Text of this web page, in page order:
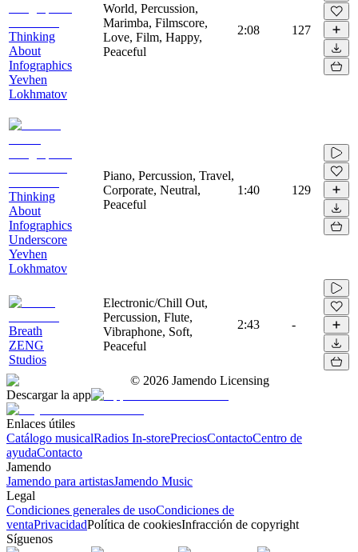
Thinking
About
Infographics
Yevhen
Lokhmatov
World, Percussion,
Marimba, Filmscore,
Love, Film, Happy,
Peaceful
2:08 127
Thinking
About
Infographics
Underscore
Yevhen
Lokhmatov
Piano, Percussion, Travel,
Corporate, Neutral,
Peaceful
1:40 129
Breath
ZENG
Studios
Electronic/Chill Out,
Percussion, Flute,
Vibraphone, Soft,
Peaceful
2:43 -
© 2026 Jamendo Licensing
Descargar la app
Enlaces útiles
Catálogo musicalRadios In-storePreciosContactoCentro de
ayudaContacto
Jamendo
Jamendo para artistasJamendo Music
Legal
Condiciones generales de usoCondiciones de
ventaPrivacidadPolítica de cookiesInfracción de copyright
Síguenos